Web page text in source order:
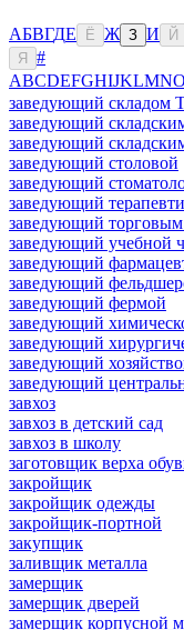
АБВГДЕ Ё Ж З И Й
Я
#
ABCDEFGHIJKLMNO
заведующий складом
заведующий
заведующий
заведующий столовой
заведующий
заведующий
заведующий
заведующий учебной
заведующий
заведующий
заведующий фермой
заведующий
заведующий
заведующий
заведующий
завхоз
завхоз в детский сад
завхоз в школу
заготовщик верха
закройщик
закройщик одежды
закройщик-портной
закупщик
заливщик металла
замерщик
замерщик дверей
замерщик корпусной